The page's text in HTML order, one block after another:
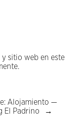
sitio web en este
Alojamiento —
El Padrino
→